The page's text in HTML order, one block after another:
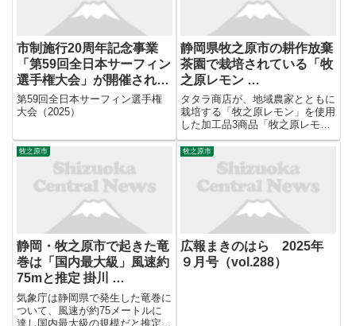
市制施行20周年記念事業
「第59回全日本サーフィン
選手権大会」が開催されま
した
第59回全日本サーフィン選手権
大会（2025）
静岡県牧之原市の耕作放棄
茶園で栽培されている「牧
之原レモン …
タタラ商店が、地域農家とともに
栽培する「牧之原レモン」を使用
した加工品3商品「牧之原レモネ
ードのもと」「牧之原レモンゼリ
ー」「牧之原レモンひんやりゼリ
ー」の販売を開始した。 約10年
前に始まった牧之原レモンの取り
組み 牧之原レモンは、日本有...
牧之原市
静岡・牧之原市で起きた竜
巻は「国内最大級」風速約
75mと推定 掛川 …
気象庁は静岡県で発生した竜巻に
ついて、風速が約75メートルに
達し国内最大級の規模だと推定さ
牧之原市
広報まきのはら 2025年
９月号（vol.288）